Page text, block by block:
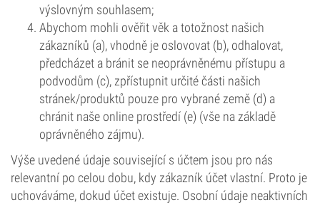
výslovným souhlasem;
Abychom mohli ověřit věk a totožnost našich
zákazníků (a), vhodně je oslovovat (b), odhalovat,
předcházet a bránit se neoprávněnému přístupu a
podvodům (c), zpřístupnit určité části našich
stránek/produktů pouze pro vybrané země (d) a
chránit naše online prostředí (e) (vše na základě
oprávněného zájmu).
Výše uvedené údaje související s účtem jsou pro nás
relevantní po celou dobu, kdy zákazník účet vlastní. Proto je
uchováváme, dokud účet existuje. Osobní údaje neaktivních